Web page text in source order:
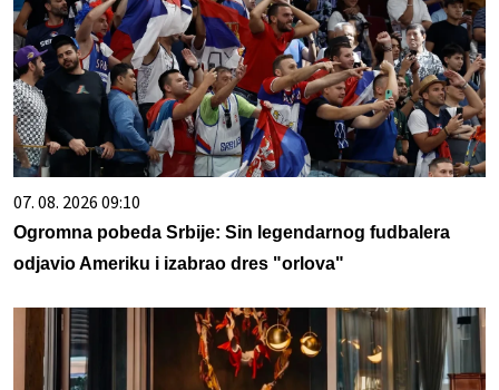
07. 08. 2026 09:10
Ogromna pobeda Srbije: Sin legendarnog fudbalera
odjavio Ameriku i izabrao dres "orlova"